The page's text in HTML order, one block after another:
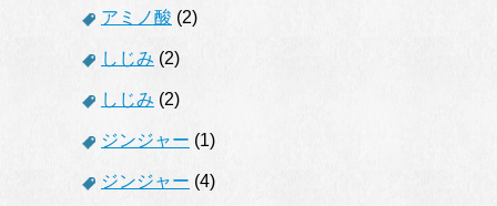
アミノ酸 (2)
しじみ (2)
しじみ (2)
ジンジャー (1)
ジンジャー (4)